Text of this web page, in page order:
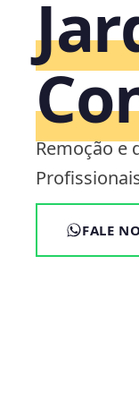
Remoção e
FALE